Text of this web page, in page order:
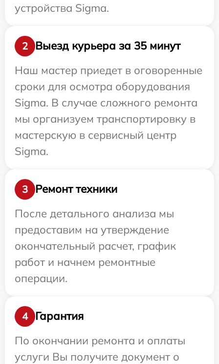
устройства Sigma.
2
Выезд курьера за 35 минут
Наш мастер приедет в оговоренные
сроки для осмотра оборудования
Sigma. В случае сложного ремонта
мы организуем транспортировку в
мастерскую в сервисный центр
Sigma.
3
Ремонт техники
После детального анализа мы
предоставим на утверждение
окончательный расчет, график
работ и начнем ремонтные
операции.
4
Гарантия
По окончании ремонта и оплаты
услуги Вы получите документ о